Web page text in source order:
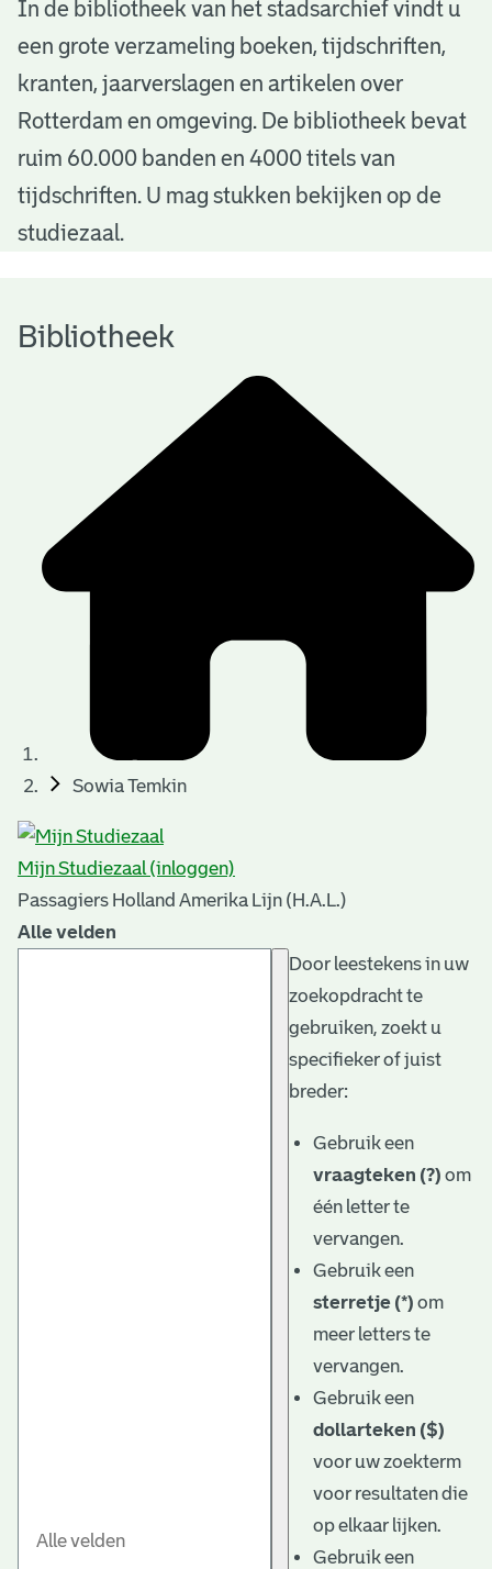
B
b
o
h
In de bibliotheek van het stadsarchief vindt u
een grote verzameling boeken, tijdschriften,
kranten, jaarverslagen en artikelen over
Rotterdam en omgeving. De bibliotheek bevat
ruim 60.000 banden en 4000 titels van
tijdschriften. U mag stukken bekijken op de
studiezaal.
Bibliotheek
Sowia Temkin
Mijn Studiezaal (inloggen)
Passagiers Holland Amerika Lijn (H.A.L.)
Alle velden
Door leestekens in uw
zoekopdracht te
gebruiken, zoekt u
specifieker of juist
breder:
Gebruik een
vraagteken (?) om
één letter te
vervangen.
Gebruik een
sterretje (*) om
meer letters te
vervangen.
Gebruik een
dollarteken ($)
voor uw zoekterm
voor resultaten die
op elkaar lijken.
Gebruik een